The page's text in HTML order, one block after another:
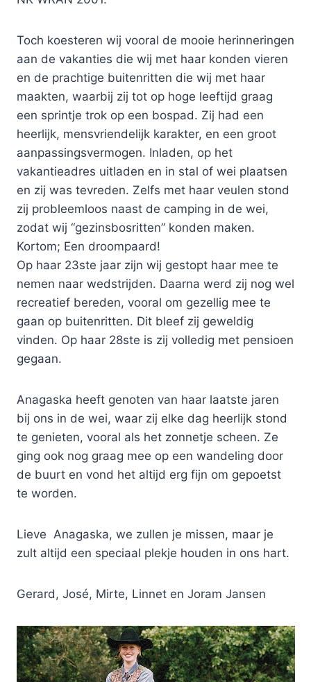
Toch koesteren wij vooral de mooie herinneringen
aan de vakanties die wij met haar konden vieren
en de prachtige buitenritten die wij met haar
maakten, waarbij zij tot op hoge leeftijd graag
een sprintje trok op een bospad. Zij had een
heerlijk, mensvriendelijk karakter, en een groot
aanpassingsvermogen. Inladen, op het
vakantieadres uitladen en in stal of wei plaatsen
en zij was tevreden. Zelfs met haar veulen stond
zij probleemloos naast de camping in de wei,
zodat wij “gezinsbosritten” konden maken.
Kortom; Een droompaard!
Op haar 23ste jaar zijn wij gestopt haar mee te
nemen naar wedstrijden. Daarna werd zij nog wel
recreatief bereden, vooral om gezellig mee te
gaan op buitenritten. Dit bleef zij geweldig
vinden. Op haar 28ste is zij volledig met pensioen
gegaan.
Anagaska heeft genoten van haar laatste jaren
bij ons in de wei, waar zij elke dag heerlijk stond
te genieten, vooral als het zonnetje scheen. Ze
ging ook nog graag mee op een wandeling door
de buurt en vond het altijd erg fijn om gepoetst
te worden.
Lieve Anagaska, we zullen je missen, maar je
zult altijd een speciaal plekje houden in ons hart.
Gerard, José, Mirte, Linnet en Joram Jansen